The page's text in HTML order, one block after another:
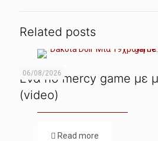
Related posts
06/08/2026
Ενα no mercy game με
(video)
Read more